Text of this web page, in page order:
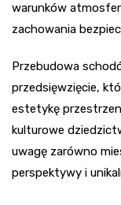
warunków
zachowania
Przebudowa
przedsięwzięcie,
estetykę
kulturowe
uwagę zarówno
perspektywy i